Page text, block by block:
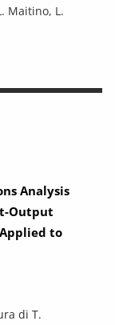
Maitino, L.
couple-level
Analysis
Output
to
di T.